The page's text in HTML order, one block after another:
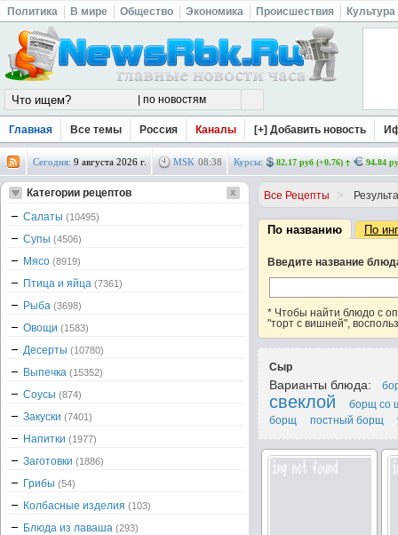
Политика В мире Общество Экономика Происшествия Культура
Главная Все темы Россия Каналы [+] Добавить новость
Сегодня: 9 августа 2026 г. MSK 08:38 Курсы: 82.17 руб (+0.76) 94.84
Все Рецепты >
По названию По
Введите название
* Чтобы найти блюдо с
"торт с вишней",
Сыр
Варианты блюда:
свеклой
борщ со
борщ
постный борщ
Категории рецептов
Салаты (10495)
Супы (4506)
Мясо (8919)
Птица и яйца (7361)
Рыба (3698)
Овощи (1583)
Десерты (10780)
Выпечка (15352)
Соусы (874)
Закуски (7401)
Напитки (1977)
Заготовки (1886)
Грибы (54)
Колбасные изделия (103)
Блюда из лаваша (293)